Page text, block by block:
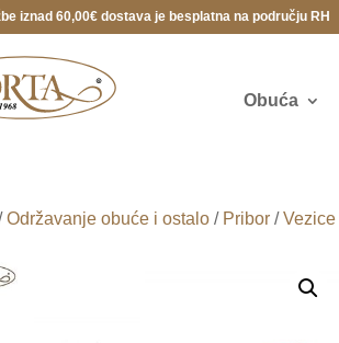
iznad 60,00€ dostava je besplatna na području RH
Obuća
Održavanje obuće i ostalo / Pribor /Vezice